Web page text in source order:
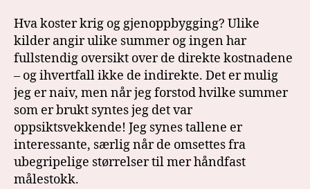
Hva koster krig og gjenoppbygging? Ulike
kilder angir ulike summer og ingen har
fullstendig oversikt over de direkte kostnadene
– og ihvertfall ikke de indirekte. Det er mulig
jeg er naiv, men når jeg forstod hvilke summer
som er brukt syntes jeg det var
oppsiktsvekkende! Jeg synes tallene er
interessante, særlig når de omsettes fra
ubegripelige størrelser til mer håndfast
målestokk.